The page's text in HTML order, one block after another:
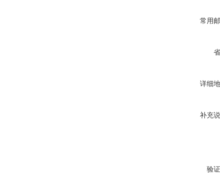
常用
详细
补充
验